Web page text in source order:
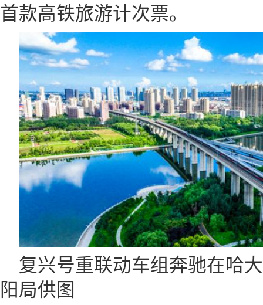
首款高铁旅游计次票。
复兴号重联动车组奔驰在哈
阳局供图